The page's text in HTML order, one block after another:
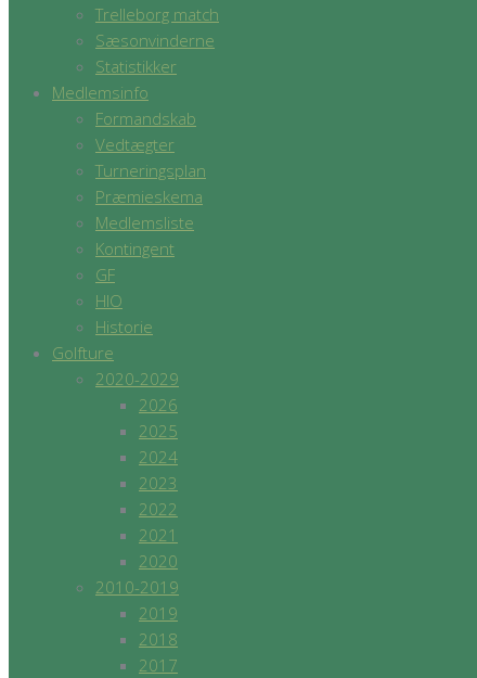
Trelleborg match
Sæsonvinderne
Statistikker
Medlemsinfo
Formandskab
Vedtægter
Turneringsplan
Præmieskema
Medlemsliste
Kontingent
GF
HIO
Historie
Golfture
2020-2029
2026
2025
2024
2023
2022
2021
2020
2010-2019
2019
2018
2017